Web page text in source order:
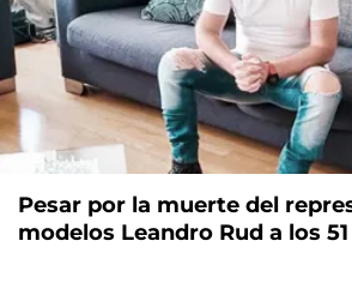
Pesar por la muerte del
modelos Leandro Rud a los